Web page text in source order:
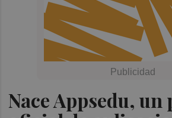
Nace Appsedu,